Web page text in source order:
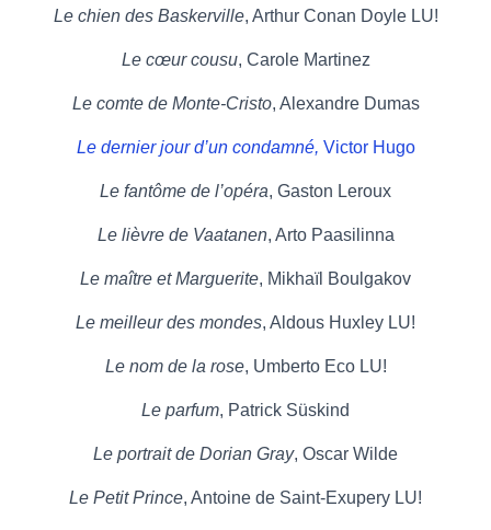
Le chien des Baskerville, Arthur Conan Doyle LU!
Le cœur cousu, Carole Martinez
Le comte de Monte-Cristo, Alexandre Dumas
Le dernier jour d’un condamné, Victor Hugo
Le fantôme de l’opéra, Gaston Leroux
Le lièvre de Vaatanen, Arto Paasilinna
Le maître et Marguerite, Mikhaïl Boulgakov
Le meilleur des mondes, Aldous Huxley LU!
Le nom de la rose, Umberto Eco LU!
Le parfum, Patrick Süskind
Le portrait de Dorian Gray, Oscar Wilde
Le Petit Prince, Antoine de Saint-Exupery LU!